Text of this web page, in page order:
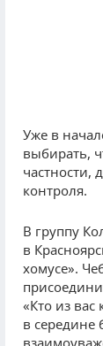
Уже в
выбирать,
частности,
контроля.
В группу
в
хомусе».
«Кто из
в середине